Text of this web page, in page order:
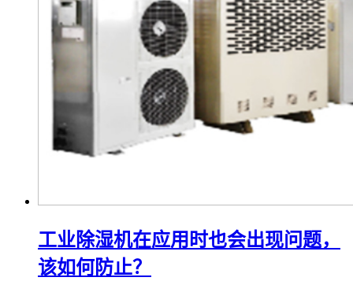
工业除湿机在应用时也会出现问题，
该如何防止？